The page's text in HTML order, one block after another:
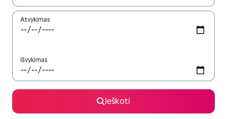
Atvykimas
Išvykimas
Ieškoti